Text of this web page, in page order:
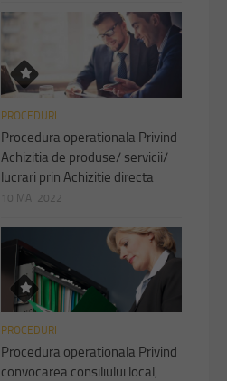
PROCEDURI
Procedura operationala Privind
Achizitia de produse/ servicii/
lucrari prin Achizitie directa
10 MAI 2022
PROCEDURI
Procedura operationala Privind
convocarea consiliului local,